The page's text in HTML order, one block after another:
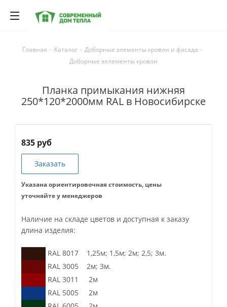
Главная - Каталог - Доборные элементы кровли и фасада -
Доборные эелементы кровли
Планка примыкания нижняя
250*120*2000мм RAL в Новосибирске
835 руб
Заказать
Указана ориентировочная стоимость, цены
уточняйте у менеджеров
Наличие на складе цветов и доступная к заказу
длина изделия:
RAL 8017 1,25м; 1,5м; 2м; 2,5; 3м.
RAL 3005 2м; 3м.
RAL 3011 2м
RAL 5005 2м